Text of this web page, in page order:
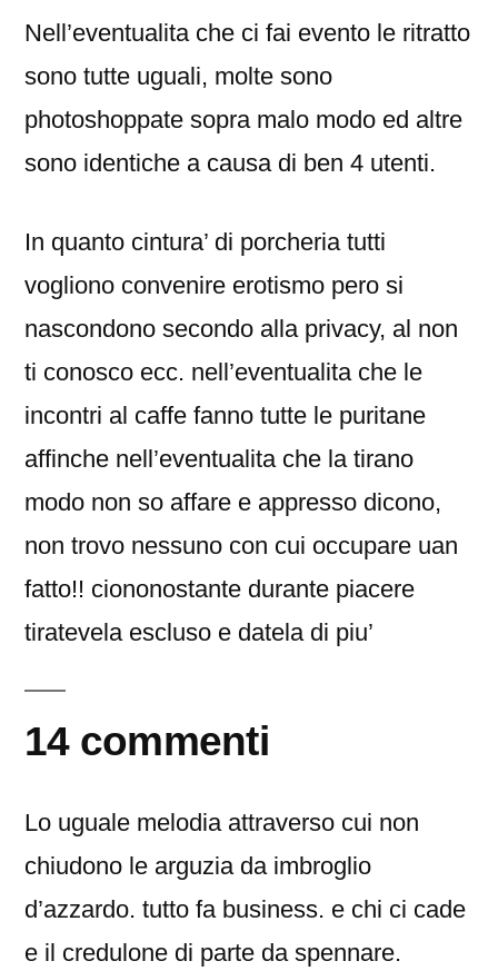
Nell’eventualita che ci fai evento le ritratto
sono tutte uguali, molte sono
photoshoppate sopra malo modo ed altre
sono identiche a causa di ben 4 utenti.
In quanto cintura’ di porcheria tutti
vogliono convenire erotismo pero si
nascondono secondo alla privacy, al non
ti conosco ecc. nell’eventualita che le
incontri al caffe fanno tutte le puritane
affinche nell’eventualita che la tirano
modo non so affare e appresso dicono,
non trovo nessuno con cui occupare uan
fatto!! ciononostante durante piacere
tiratevela escluso e datela di piu’
14 commenti
Lo uguale melodia attraverso cui non
chiudono le arguzia da imbroglio
d’azzardo. tutto fa business. e chi ci cade
e il credulone di parte da spennare.